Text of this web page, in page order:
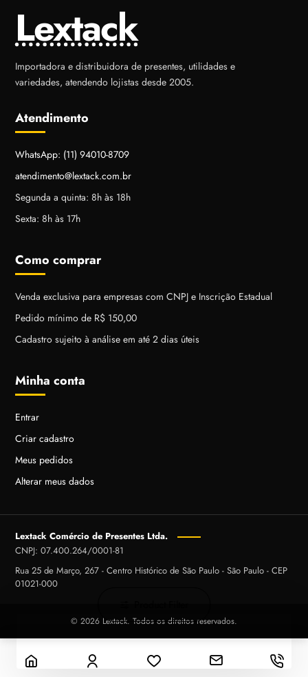
Atendimento
WhatsApp: (11) 94010-8709
atendimento@lextack.com.br
Segunda a quinta: 8h às 18h
Sexta: 8h às 17h
Como comprar
Venda exclusiva para empresas com CNPJ e Inscrição Estadual
Pedido mínimo de R$ 150,00
Cadastro sujeito à análise em até 2 dias úteis
Minha conta
Entrar
Criar cadastro
Meus pedidos
Alterar meus dados
Lextack
Importadora e distribuidora de presentes, utilidades e
variedades, atendendo lojistas desde 2005.
Lextack Comércio de Presentes Ltda.
CNPJ: 07.400.264/0001-81
Rua 25 de Março, 267 - Centro Histórico de São Paulo - São Paulo - CEP
01021-000
© 2026 Lextack. Todos os direitos reservados.